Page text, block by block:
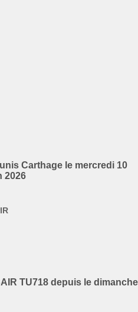
Carthage le mercredi 10
2026
TU718 depuis le dimanche